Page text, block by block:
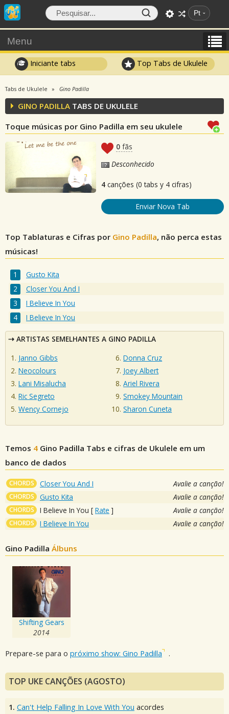
Pt
Menu
Iniciante tabs Top Tabs de Ukulele
Tabs de Ukulele Gino Padilla
GINO PADILLA TABS DE UKULELE
Toque músicas por Gino Padilla em seu ukulele
0 fãs
Desconhecido
4 canções (0 tabs y 4 cifras)
Enviar Nova Tab
Top Tablaturas e Cifras por Gino Padilla, não perca estas
músicas!
Gusto Kita
Closer You And I
I Believe In You
I Believe In You
ARTISTAS SEMELHANTES A GINO PADILLA
Janno Gibbs
Neocolours
Lani Misalucha
Ric Segreto
Wency Cornejo
Donna Cruz
Joey Albert
Ariel Rivera
Smokey Mountain
Sharon Cuneta
Temos 4 Gino Padilla Tabs e cifras de Ukulele em um
banco de dados
CHORDS Closer You And I Avalie a canção!
CHORDS Gusto Kita Avalie a canção!
CHORDS I Believe In You [ Rate ] Avalie a canção!
CHORDS I Believe In You Avalie a canção!
Gino Padilla Álbuns
Shifting Gears
2014
Prepare-se para o próximo show: Gino Padilla .
TOP UKE CANÇÕES (AGOSTO)
1. Can't Help Falling In Love With You acordes